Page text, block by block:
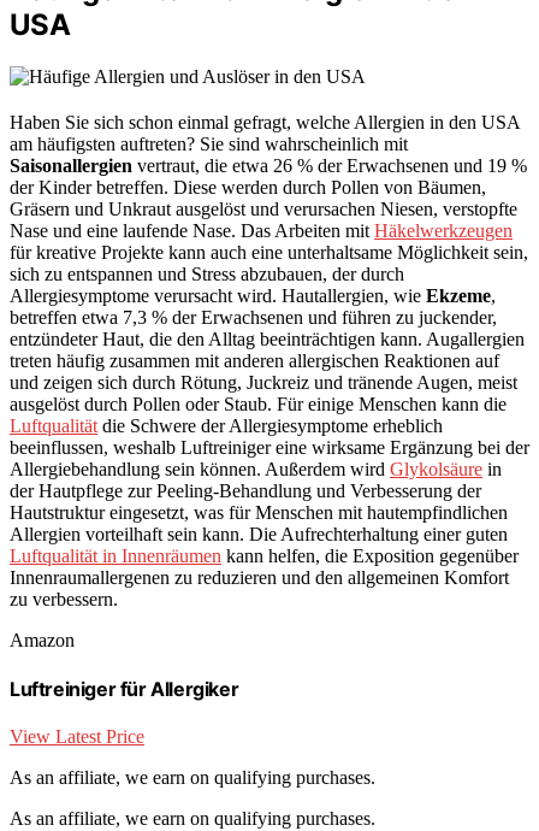
USA
Haben Sie sich schon einmal gefragt, welche Allergien in den USA
am häufigsten auftreten? Sie sind wahrscheinlich mit
Saisonallergien vertraut, die etwa 26 % der Erwachsenen und 19 %
der Kinder betreffen. Diese werden durch Pollen von Bäumen,
Gräsern und Unkraut ausgelöst und verursachen Niesen, verstopfte
Nase und eine laufende Nase. Das Arbeiten mit Häkelwerkzeugen
für kreative Projekte kann auch eine unterhaltsame Möglichkeit sein,
sich zu entspannen und Stress abzubauen, der durch
Allergiesymptome verursacht wird. Hautallergien, wie Ekzeme,
betreffen etwa 7,3 % der Erwachsenen und führen zu juckender,
entzündeter Haut, die den Alltag beeinträchtigen kann. Augallergien
treten häufig zusammen mit anderen allergischen Reaktionen auf
und zeigen sich durch Rötung, Juckreiz und tränende Augen, meist
ausgelöst durch Pollen oder Staub. Für einige Menschen kann die
Luftqualität die Schwere der Allergiesymptome erheblich
beeinflussen, weshalb Luftreiniger eine wirksame Ergänzung bei der
Allergiebehandlung sein können. Außerdem wird Glykolsäure in
der Hautpflege zur Peeling-Behandlung und Verbesserung der
Hautstruktur eingesetzt, was für Menschen mit hautempfindlichen
Allergien vorteilhaft sein kann. Die Aufrechterhaltung einer guten
Luftqualität in Innenräumen kann helfen, die Exposition gegenüber
Innenraumallergenen zu reduzieren und den allgemeinen Komfort
zu verbessern.
Amazon
Luftreiniger für Allergiker
View Latest Price
As an affiliate, we earn on qualifying purchases.
As an affiliate, we earn on qualifying purchases.